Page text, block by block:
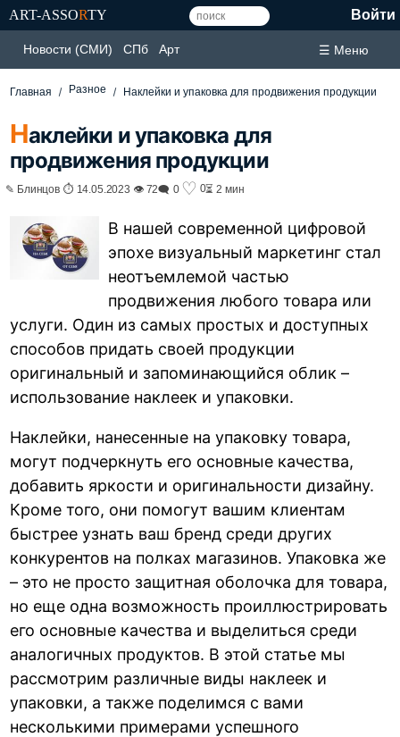
ART-ASSORTY Войти
Новости (СМИ) СПб Арт ☰ Меню
Главная Разное Наклейки и упаковка для продвижения продукции
Наклейки и упаковка для
продвижения продукции
✎ Блинцов ⏱ 14.05.2023 👁 72🗨 0 ♡ 0⏳ 2 мин
В нашей современной цифровой
эпохе визуальный маркетинг стал
неотъемлемой частью
продвижения любого товара или
услуги. Один из самых простых и доступных
способов придать своей продукции
оригинальный и запоминающийся облик –
использование наклеек и упаковки.
Наклейки, нанесенные на упаковку товара,
могут подчеркнуть его основные качества,
добавить яркости и оригинальности дизайну.
Кроме того, они помогут вашим клиентам
быстрее узнать ваш бренд среди других
конкурентов на полках магазинов. Упаковка же
– это не просто защитная оболочка для товара,
но еще одна возможность проиллюстрировать
его основные качества и выделиться среди
аналогичных продуктов. В этой статье мы
рассмотрим различные виды наклеек и
упаковки, а также поделимся с вами
несколькими примерами успешного